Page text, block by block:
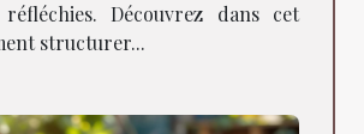
Découvrez dans cet
structurer...